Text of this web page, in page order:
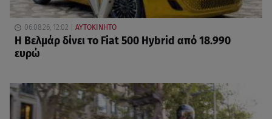
06.08.26, 12:02 ΑΥΤΟΚΙΝΗΤΟ
Η Βελμάρ δίνει το Fiat 500 Hybrid από 18.990
ευρώ